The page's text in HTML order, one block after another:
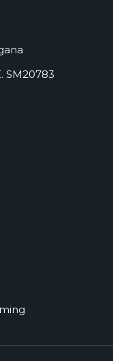
SM20783